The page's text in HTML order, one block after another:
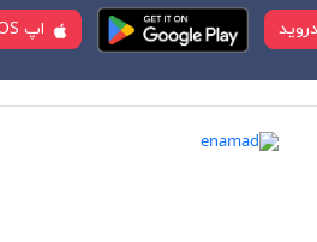
اپ iOS